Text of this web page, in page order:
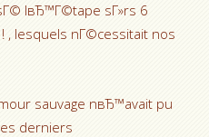
lвЂ™Г©tape sГ»rs 6
, lesquels nГ©cessitait nos
sauvage nвЂ™avait pu
derniers